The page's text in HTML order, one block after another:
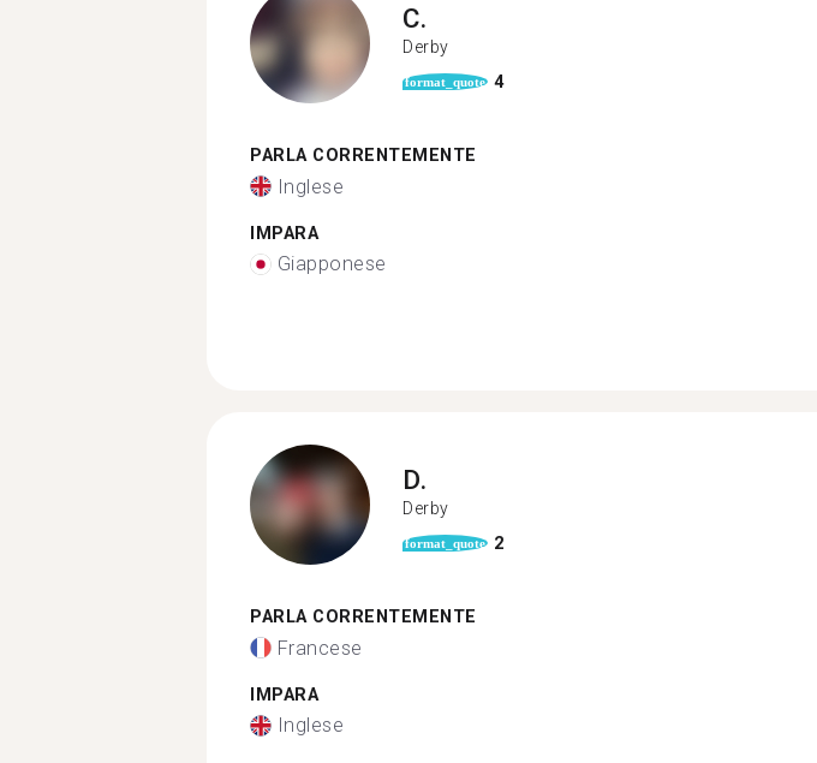
C.
Derby
format_quote 4
PARLA CORRENTEMENTE
Inglese
IMPARA
Giapponese
D.
Derby
format_quote 2
PARLA CORRENTEMENTE
Francese
IMPARA
Inglese